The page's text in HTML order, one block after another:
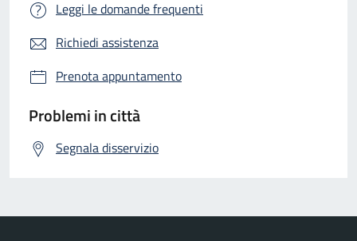
Leggi le domande frequenti
Richiedi assistenza
Prenota appuntamento
Problemi in città
Segnala disservizio